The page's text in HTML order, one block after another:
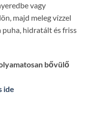
vagy
majd meleg vízzel
puha, hidratált és friss
bővülő
ide